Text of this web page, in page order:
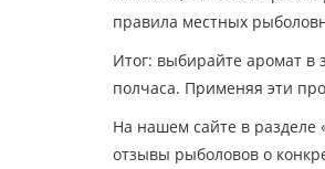
правила местных
Итог: выбирайте аромат в
полчаса. Применяя эти
На нашем сайте в разделе
отзывы рыболовов о